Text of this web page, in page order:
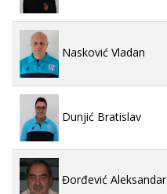
Nasković Vladan
Dunjić Bratislav
Đorđević Aleksandar